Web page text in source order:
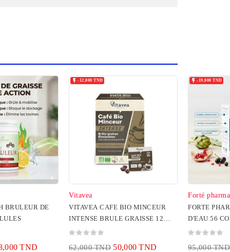
BRULEUR DE
TND
-12,000 TND
Vitavea
VITAVEA CAFE BIO MINCEUR
INTENSE BRULE GRAISSE 12
SACHETS
62,000 TND 50,000 TND
-19,000 TND
Forté pharma
FORTE
D'EAU 56
95,000 TND